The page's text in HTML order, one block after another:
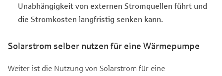
Unabhängigkeit von externen Stromquellen führt und
die Stromkosten langfristig senken kann.
Solarstrom selber nutzen für eine Wärmepumpe
Weiter ist die Nutzung von Solarstrom für eine